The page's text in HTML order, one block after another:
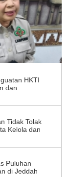
HKTI
dan
Tidak Tolak
Kelola dan
Puluhan
di Jeddah